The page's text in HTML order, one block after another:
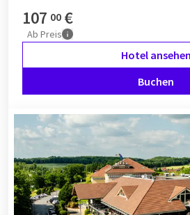
107 00 €
Ab Preis
Hotel ansehen
Buchen